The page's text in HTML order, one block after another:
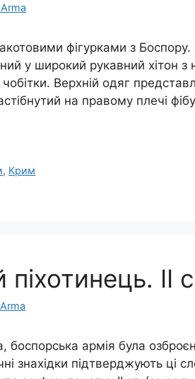
фігурками з
у широкий рукавний хітон
чобітки. Верхній одяг
на правому плечі
, Крим
ІІ
армія була
знахідки підтверджують ці